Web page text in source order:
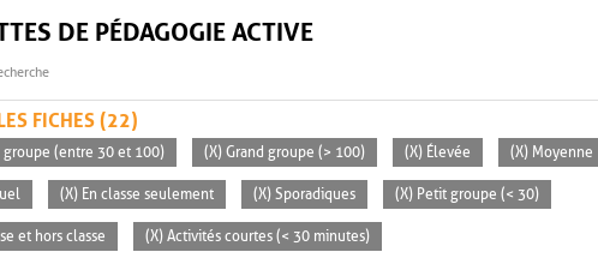
DE PÉDAGOGIE ACTIVE
FICHES (22)
groupe (entre 30 et 100) (X) Grand groupe (> 100) (X) Élevée (X) Moyenne
(X) En classe seulement (X) Sporadiques (X) Petit groupe (< 30)
et hors classe (X) Activités courtes (< 30 minutes)